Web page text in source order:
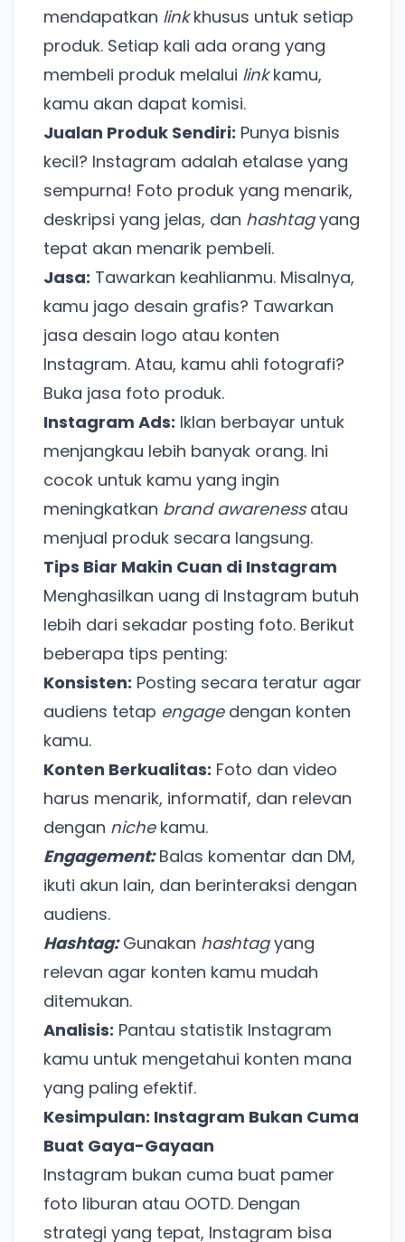
mendapatkan linkkhusus untuk setiap
produk. Setiap kali ada orang yang
membeli produk melalui linkkamu,
kamu akan dapat komisi.
Jualan Produk Sendiri: Punya bisnis
kecil? Instagram adalah etalase yang
sempurna! Foto produk yang menarik,
deskripsi yang jelas, dan hashtagyang
tepat akan menarik pembeli.
Jasa: Tawarkan keahlianmu. Misalnya,
kamu jago desain grafis? Tawarkan
jasa desain logo atau konten
Instagram. Atau, kamu ahli fotografi?
Buka jasa foto produk.
Instagram Ads: Iklan berbayar untuk
menjangkau lebih banyak orang. Ini
cocok untuk kamu yang ingin
meningkatkan brand awarenessatau
menjual produk secara langsung.
Tips Biar Makin Cuan di Instagram
Menghasilkan uang di Instagram butuh
lebih dari sekadar posting foto. Berikut
beberapa tips penting:
Konsisten: Posting secara teratur agar
audiens tetap engagedengan konten
kamu.
Konten Berkualitas: Foto dan video
harus menarik, informatif, dan relevan
dengan nichekamu.
Engagement:Balas komentar dan DM,
ikuti akun lain, dan berinteraksi dengan
audiens.
Hashtag:Gunakan hashtagyang
relevan agar konten kamu mudah
ditemukan.
Analisis: Pantau statistik Instagram
kamu untuk mengetahui konten mana
yang paling efektif.
Kesimpulan: Instagram Bukan Cuma
Buat Gaya-Gayaan
Instagram bukan cuma buat pamer
foto liburan atau OOTD. Dengan
strategi yang tepat, Instagram bisa
Ada Website Baru!
Khusus untuk kamu yang mau coba